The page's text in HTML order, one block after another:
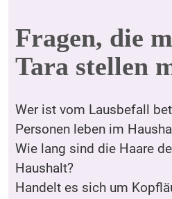
Fragen, die
Tara stellen
Wer ist vom Lausbefall
Personen leben im
Wie lang sind die Haare
Haushalt?
Handelt es sich um